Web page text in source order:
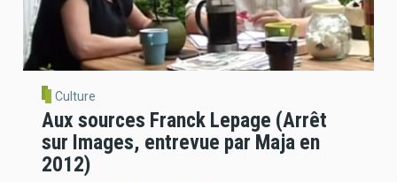
Culture
Aux sources Franck Lepage (Arrêt
sur Images, entrevue par Maja en
2012)